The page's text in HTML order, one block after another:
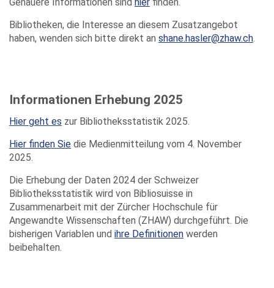
Bibliotheken, die Interesse an diesem Zusatzangebot
haben, wenden sich bitte direkt an shane.hasler@zhaw.ch.
Informationen Erhebung 2025
Hier geht es zur Bibliotheksstatistik 2025.
Hier finden Sie die Medienmitteilung vom 4. November
2025.
Die Erhebung der Daten 2024 der Schweizer
Bibliotheksstatistik wird von Bibliosuisse in
Zusammenarbeit mit der Zürcher Hochschule für
Angewandte Wissenschaften (ZHAW) durchgeführt. Die
bisherigen Variablen und ihre Definitionen werden
beibehalten.